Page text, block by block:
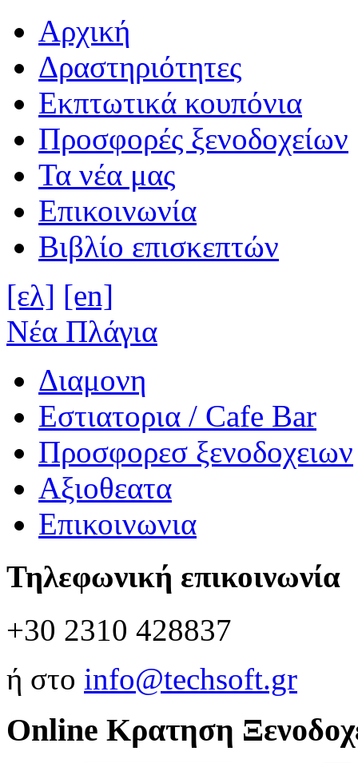
Αρχική
Δραστηριότητες
Εκπτωτικά κουπόνια
Προσφορές ξενοδοχείων
Τα νέα μας
Επικοινωνία
Βιβλίο επισκεπτών
[ελ] [en]
Νέα Πλάγια
Διαμονη
Εστιατορια / Cafe Bar
Προσφορεσ ξενοδοχειων
Αξιοθεατα
Επικοινωνια
Τηλεφωνική επικοινωνία
+30 2310 428837
ή στο info@techsoft.gr
Online Κρατηση